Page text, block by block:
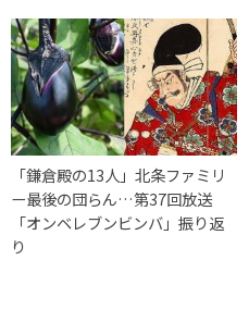
「鎌倉殿の13人」北条ファミリ
ー最後の団らん…第37回放送
「オンベレブンビンバ」振り返
り